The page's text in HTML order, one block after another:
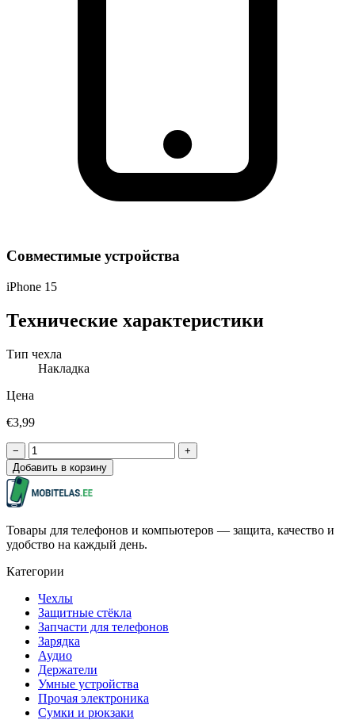
Совместимые устройства
iPhone 15
Технические характеристики
Тип чехла
Накладка
Цена
€3,99
−
+
Добавить в корзину
Товары для телефонов и компьютеров — защита, качество и
удобство на каждый день.
Категории
Чехлы
Защитные стёкла
Запчасти для телефонов
Зарядка
Аудио
Держатели
Умные устройства
Прочая электроника
Сумки и рюкзаки